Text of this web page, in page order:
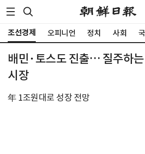
조선경제 오피니언 정치 사회
배민·토스도 진출… 질주하
시장
年 1조원대로 성장 전망